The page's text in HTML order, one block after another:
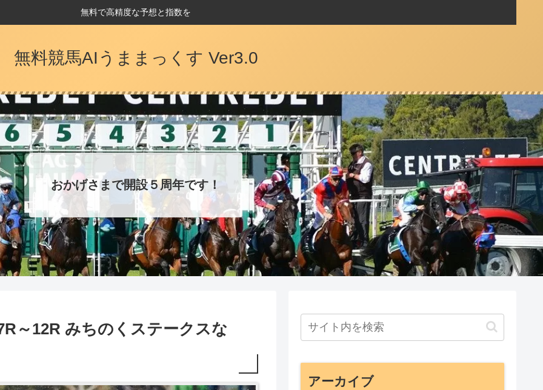
無料で高精度な予想と指数を
無料競馬AIうままっくす Ver3.0
おかげさまで開設５周年です！
～12R みちのくステークスな
アーカイブ